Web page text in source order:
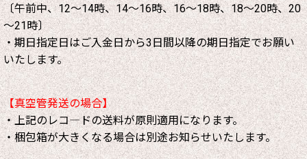
〔午前中、12～14時、14～16時、16～18時、18～20時、20
～21時〕
・期日指定日はご入金日から3日間以降の期日指定でお願い
いたします。
【真空管発送の場合】
・上記のレコ―ドの送料が原則適用になります。
・梱包箱が大きくなる場合は別途お知らせいたします。